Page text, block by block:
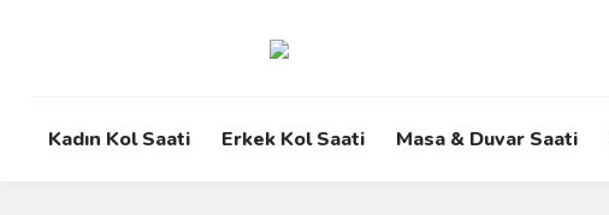
Kadın Kol Saati Erkek Kol Saati Masa & Duvar Saati